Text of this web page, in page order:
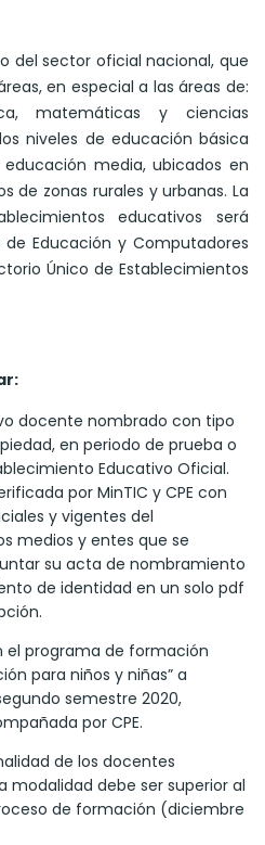
del sector oficial nacional, que
en especial a las áreas de:
matemáticas y ciencias
niveles de educación básica
media, ubicados en
de zonas rurales y urbanas. La
educativos será
Educación y Computadores
Único de Establecimientos
docente nombrado con tipo
en periodo de prueba o
Educativo Oficial.
por MinTIC y CPE con
y vigentes del
medios y entes que se
su acta de nombramiento
de identidad en un solo pdf
el programa de formación
para niños y niñas” a
semestre 2020,
por CPE.
de los docentes
modalidad debe ser superior al
de formación (diciembre